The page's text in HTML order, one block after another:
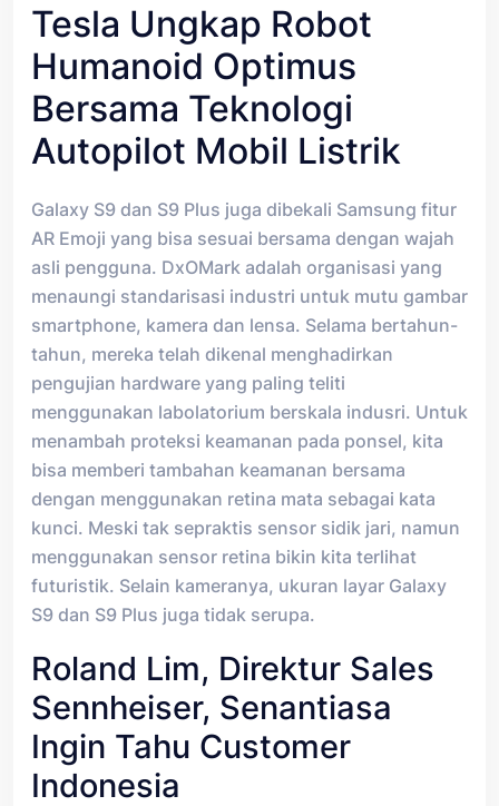
Tesla Ungkap Robot
Humanoid Optimus
Bersama Teknologi
Autopilot Mobil Listrik
Galaxy S9 dan S9 Plus juga dibekali Samsung fitur
AR Emoji yang bisa sesuai bersama dengan wajah
asli pengguna. DxOMark adalah organisasi yang
menaungi standarisasi industri untuk mutu gambar
smartphone, kamera dan lensa. Selama bertahun-
tahun, mereka telah dikenal menghadirkan
pengujian hardware yang paling teliti
menggunakan labolatorium berskala indusri. Untuk
menambah proteksi keamanan pada ponsel, kita
bisa memberi tambahan keamanan bersama
dengan menggunakan retina mata sebagai kata
kunci. Meski tak sepraktis sensor sidik jari, namun
menggunakan sensor retina bikin kita terlihat
futuristik. Selain kameranya, ukuran layar Galaxy
S9 dan S9 Plus juga tidak serupa.
Roland Lim, Direktur Sales
Sennheiser, Senantiasa
Ingin Tahu Customer
Indonesia